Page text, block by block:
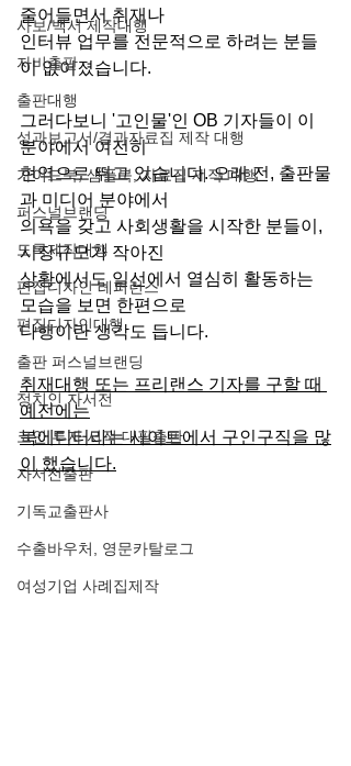
사보/백서 제작대행
자비출판
출판대행
성과보고서/결과자료집 제작 대행
가이드북, 샘플북, 자료집 제작 대행
퍼스널브랜딩
도록제작대행
편집디자인 레퍼런스
편집디자인대행
출판 퍼스널브랜딩
정치인 자서전
코인 투자 서적 대필출판
자서전출판
기독교출판사
수출바우처, 영문카탈로그
여성기업 사례집제작
줄어들면서 취재나
인터뷰 업무를 전문적으로 하려는 분들
이 없어졌습니다.
그러다보니 '고인물'인 OB 기자들이 이
분야에서 여전히
현역으로 뛰고 있습니다. 오래 전, 출판물
과 미디어 분야에서
의욕을 갖고 사회생활을 시작한 분들이,
시장규모가 작아진
상황에서도 일선에서 열심히 활동하는
모습을 보면 한편으로
다행이란 생각도 듭니다.
취재대행 또는 프리랜스 기자를 구할 때
예전에는
북에디터라는 사이트에서 구인구직을 많
이 했습니다.